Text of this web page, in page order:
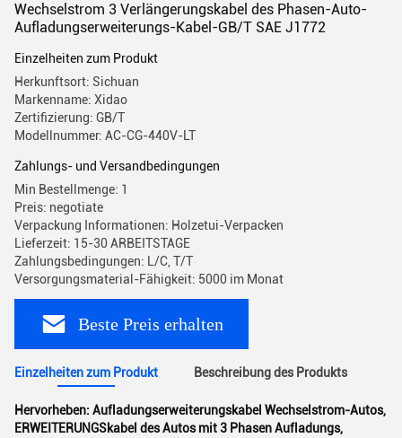
Wechselstrom 3 Verlängerungskabel des Phasen-Auto-
Aufladungserweiterungs-Kabel-GB/T SAE J1772
Einzelheiten zum Produkt
Herkunftsort: Sichuan
Markenname: Xidao
Zertifizierung: GB/T
Modellnummer: AC-CG-440V-LT
Zahlungs- und Versandbedingungen
Min Bestellmenge: 1
Preis: negotiate
Verpackung Informationen: Holzetui-Verpacken
Lieferzeit: 15-30 ARBEITSTAGE
Zahlungsbedingungen: L/C, T/T
Versorgungsmaterial-Fähigkeit: 5000 im Monat
Beste Preis erhalten
Einzelheiten zum Produkt Beschreibung des Produkts
Hervorheben: Aufladungserweiterungskabel Wechselstrom-Autos,
ERWEITERUNGSkabel des Autos mit 3 Phasen Aufladungs,